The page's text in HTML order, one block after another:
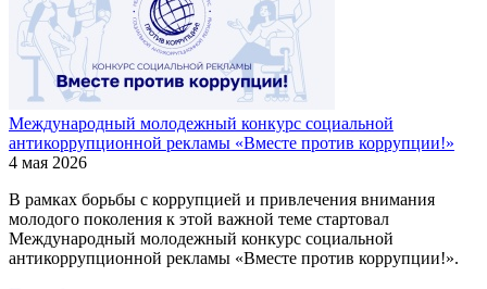
Международный молодежный конкурс социальной
антикоррупционной рекламы «Вместе против коррупции!»
4 мая 2026
В рамках борьбы с коррупцией и привлечения внимания
молодого поколения к этой важной теме стартовал
Международный молодежный конкурс социальной
антикоррупционной рекламы «Вместе против коррупции!».